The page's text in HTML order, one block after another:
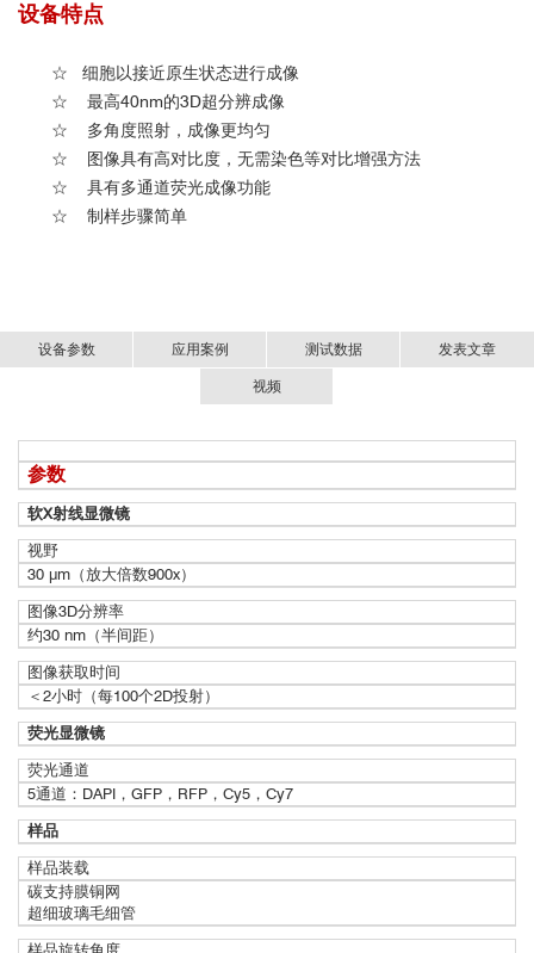
设备特点
☆ 细胞以接近原生状态进行成像
☆ 最高40nm的3D超分辨成像
☆ 多角度照射，成像更均匀
☆
图像具有高对比度，无需染色等对比增强方法
☆ 具有多通道荧光成像功能
☆ 制样步骤简单
设备参数 应用案例 测试数据 发表文章
视频
参数
软X射线显微镜
视野
30 μm （放大倍数900x）
图像3D分辨率
约30 nm （半间距）
图像获取时间
＜2小时（每100个2D投射）
荧光显微镜
荧光通道
5通道： DAPI ， GFP ， RFP ， Cy5 ， Cy7
样品
样品装载
碳支持膜铜网
超细玻璃毛细管
■ 淡水微绿球藻结构
•
•
•
•
从同步辐射光源到桌面型——实验室中的软X射线断
层扫描技术
将多色荧光显微镜集成到SXT-100软X射线显微镜